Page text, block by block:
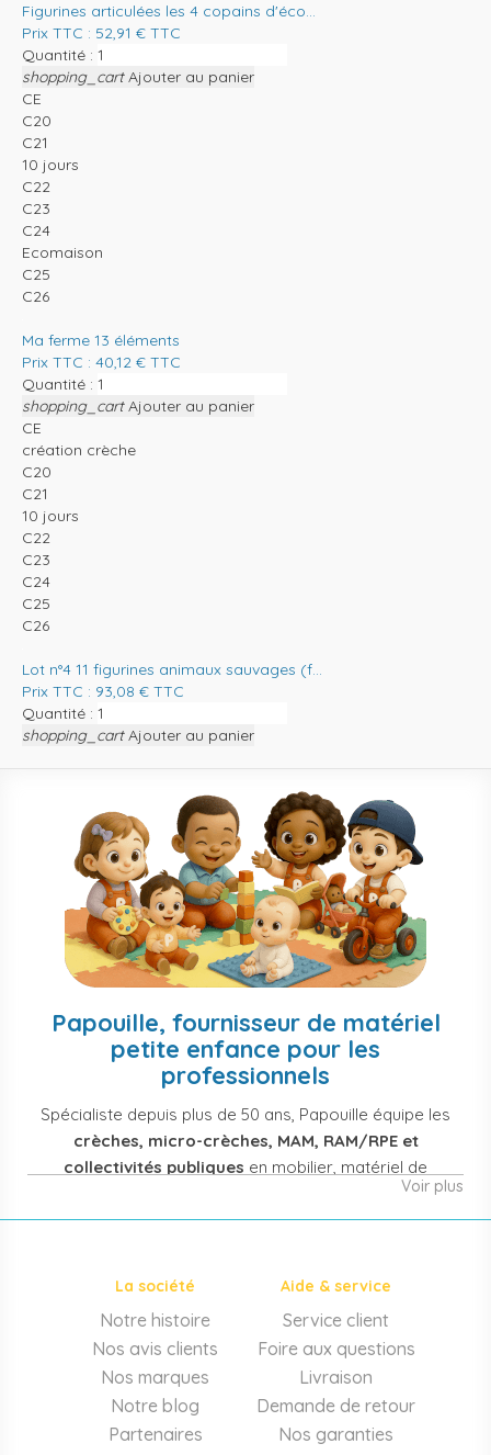
Figurines articulées les 4 copains d'éco...
Prix TTC : 52,91 € TTC
Quantité :
shopping_cart Ajouter au panier
CE
C20
C21
10 jours
C22
C23
C24
Ecomaison
C25
C26
Ma ferme 13 éléments
Prix TTC : 40,12 € TTC
Quantité :
shopping_cart Ajouter au panier
CE
création crèche
C20
C21
10 jours
C22
C23
C24
C25
C26
Lot n°4 11 figurines animaux sauvages (f...
Prix TTC : 93,08 € TTC
Quantité :
shopping_cart Ajouter au panier
Papouille, fournisseur de matériel
petite enfance pour les
professionnels
Spécialiste depuis plus de 50 ans, Papouille équipe les
crèches, micro-crèches, MAM, RAM/RPE et
collectivités publiques en mobilier, matériel de
puériculture, jouets et équipement pour structures
d'accueil de la petite enfance. Notre offre couvre
Mobilier et équipement de crèche
Lits crèche en bois, couchettes empilables, meubles à
langer sur mesure en résine antibactérienne, tables et
chaises adaptées aux 0-6 ans, banc-vestiaire, barrières de
séparation. Tout le matériel pour aménager une structure
Voir plus
La société
Notre histoire
Nos avis clients
Nos marques
Notre blog
Partenaires
Aide & service
Service client
Foire aux questions
Livraison
Demande de retour
Nos garanties